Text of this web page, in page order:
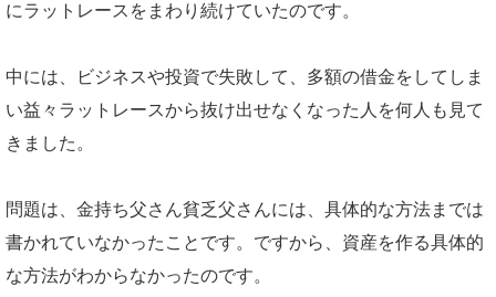
にラットレースをまわり続けていたのです。
中には、ビジネスや投資で失敗して、多額の借金をしてしま
い益々ラットレースから抜け出せなくなった人を何人も見て
きました。
問題は、金持ち父さん貧乏父さんには、具体的な方法までは
書かれていなかったことです。ですから、資産を作る具体的
な方法がわからなかったのです。